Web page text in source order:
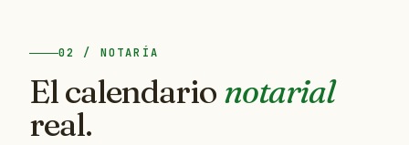
02 / NOTARÍA
El calendario notarial
real.